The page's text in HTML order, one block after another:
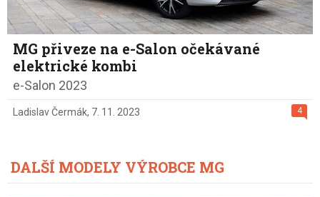
MG přiveze na e-Salon očekávané
elektrické kombi
e-Salon 2023
4
Ladislav Čermák, 7. 11. 2023
DALŠÍ MODELY VÝROBCE MG